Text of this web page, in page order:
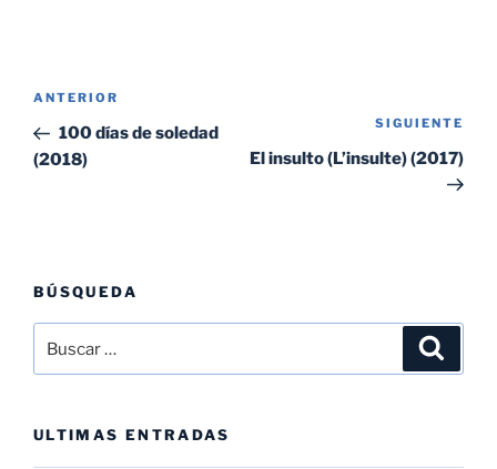
Navegación
entradas
Entrada
anterior:
ANTERIOR
100 días de soledad
(2018)
SIGUIENTE
El insulto (L’insulte) (2017)
BÚSQUEDA
por:
ULTIMAS ENTRADAS